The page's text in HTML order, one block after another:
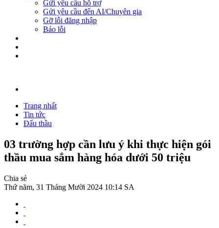
Gửi yêu cầu hỗ trợ
Gửi yêu cầu đến AI/Chuyên gia
Gỡ lỗi đăng nhập
Báo lỗi
Trang nhất
Tin tức
Đấu thầu
03 trường hợp cần lưu ý khi thực hiện gói
thầu mua sắm hàng hóa dưới 50 triệu
Chia sẻ
Thứ năm, 31 Tháng Mười 2024 10:14 SA